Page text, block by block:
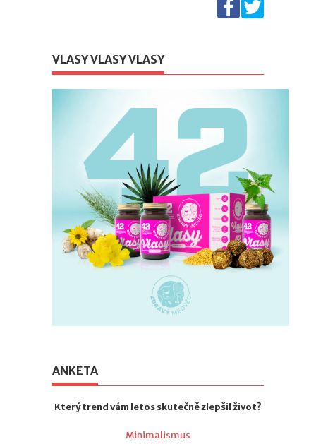
VLASY VLASY VLASY
ANKETA
Který trend vám letos skutečně zlepšil život?
Minimalismus